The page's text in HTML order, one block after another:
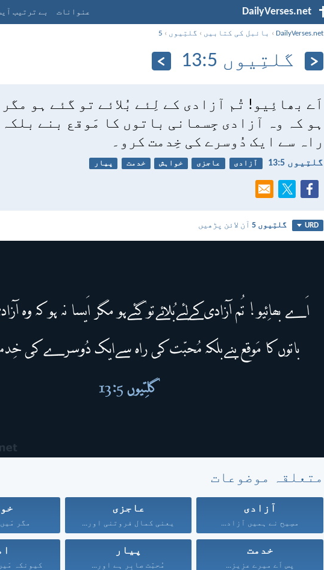
DailyVerses.net عنوانات بے ترتیب
DailyVerses.net
› بائبل کی کتابیں › گلتِیوں ›
5
گلتِیوں 5:‏13
اَے بھائِیو! تُم آزادی کے لِئے بُلائے تو گئے ہو مگر
ہو کہ وہ آزادی جِسمانی باتوں کا مَوقع بنے
راہ سے ایک دُوسرے کی خِدمت کرو۔
گلتِیوں 5:‏13 آزادی عاجزی خواہش خدمت پیار
URD گلتِیوں 5 آن لائن پڑھیں
متعلقہ موضوعات
آزادی
مسِیح نے ہمیں آزاد...
عاجزی
یعنی کمال فروتنی اور... مگر مَیں
خدمت
پس اَے میرے عزِیز...
پیار
مُحبّت صابِر ہے اور... کیونکہ